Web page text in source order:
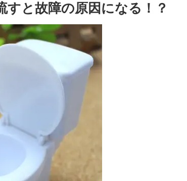
すと故障の原因になる！？